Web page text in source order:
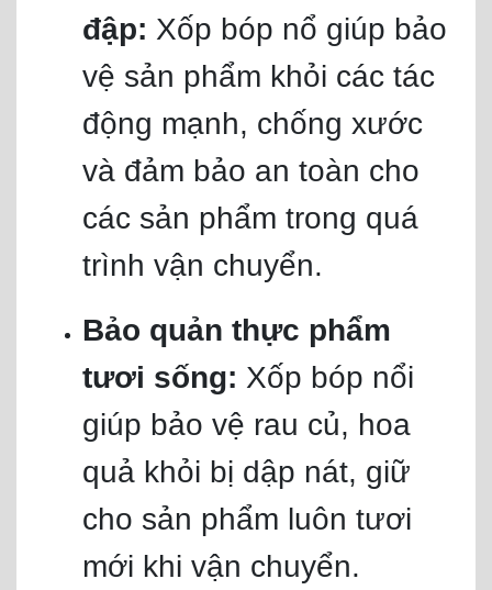
đập: Xốp bóp nổ giúp bảo
vệ sản phẩm khỏi các tác
động mạnh, chống xước
và đảm bảo an toàn cho
các sản phẩm trong quá
trình vận chuyển.
Bảo quản thực phẩm
tươi sống: Xốp bóp nổi
giúp bảo vệ rau củ, hoa
quả khỏi bị dập nát, giữ
cho sản phẩm luôn tươi
mới khi vận chuyển.